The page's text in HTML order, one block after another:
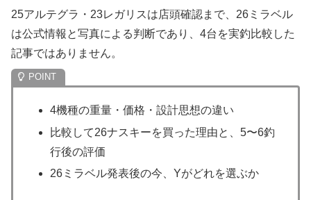
25アルテグラ・23レガリスは店頭確認まで、26ミラベル
は公式情報と写真による判断であり、4台を実釣比較した
記事ではありません。
4機種の重量・価格・設計思想の違い
比較して26ナスキーを買った理由と、5〜6釣
行後の評価
26ミラベル発表後の今、Yがどれを選ぶか